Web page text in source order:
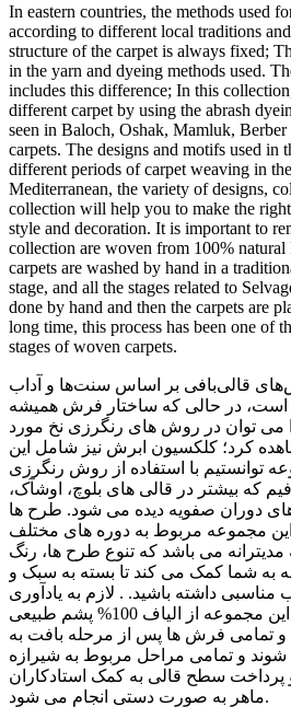
In eastern countries, the methods used
according to different local traditions
structure of the carpet is always fixed;
in the yarn and dyeing methods used.
includes this difference; In this
different carpet by using the abrash
seen in Baloch, Oshak, Mamluk, Berber
carpets. The designs and motifs used in
different periods of carpet weaving in
Mediterranean, the variety of designs,
collection will help you to make the
style and decoration. It is important to
collection are woven from 100%
carpets are washed by hand in a
stage, and all the stages related to
done by hand and then the carpets are
long time, this process has been one of
stages of woven carpets.
قالی‌بافی بر اساس سنت‌ها و آداب
در حالی که ساختار فرش همیشه
می توان در روش های رنگرزی نخ مورد
کرد؛ کلکسیون ابرش نیز شامل این
توانستیم با استفاده از روش رنگرزی
که بیشتر در قالی های بلوچ، اوشآک،
دوران صفویه دیده می شود. طرح ها
مجموعه مربوط به دوره های مختلف
می باشد که تنوع طرح ها، رنگ
به شما کمک می کند تا بسته به سبک و
مناسبی داشته باشید. . لازم به یادآوری
است که تمامی فرش های این مجموعه از الیاف 100% پشم طبیعی
و تمامی فرش ها پس از مرحله بافت به
و تمامی مراحل مربوط به شیرازه
پرداخت سطح قالی به کمک استادکاران
ماهر به صورت دستی انجام می شود.